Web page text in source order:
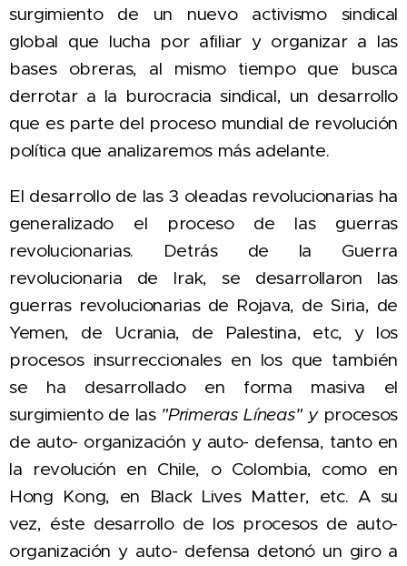
surgimiento de un nuevo activismo sindical
global que lucha por afiliar y organizar a las
bases obreras, al mismo tiempo que busca
derrotar a la burocracia sindical, un desarrollo
que es parte del proceso mundial de revolución
política que analizaremos más adelante.
El desarrollo de las 3 oleadas revolucionarias ha
generalizado el proceso de las guerras
revolucionarias. Detrás de la Guerra
revolucionaria de Irak, se desarrollaron las
guerras revolucionarias de Rojava, de Siria, de
Yemen, de Ucrania, de Palestina, etc, y los
procesos insurreccionales en los que también
se ha desarrollado en forma masiva el
surgimiento de las "Primeras Líneas" y procesos
de auto- organización y auto- defensa, tanto en
la revolución en Chile, o Colombia, como en
Hong Kong, en Black Lives Matter, etc. A su
vez, éste desarrollo de los procesos de auto-
organización y auto- defensa detonó un giro a